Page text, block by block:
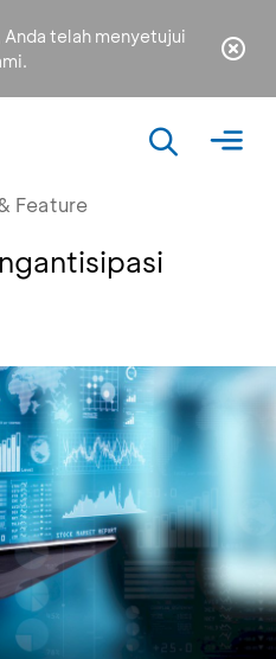
Anda telah menyetujui
Feature